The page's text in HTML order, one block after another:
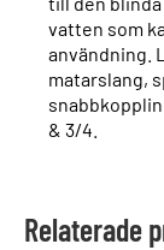
vatten som
användning.
matarslang,
& 3/4.
Relaterade